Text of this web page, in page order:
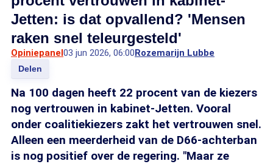
Jetten: is dat opvallend? 'Mensen
raken snel teleurgesteld'
Opiniepanel03 jun 2026, 06:00Rozemarijn Lubbe
Delen
Na 100 dagen heeft 22 procent van de kiezers
nog vertrouwen in kabinet-Jetten. Vooral
onder coalitiekiezers zakt het vertrouwen snel.
Alleen een meerderheid van de D66-achterban
is nog positief over de regering. "Maar ze